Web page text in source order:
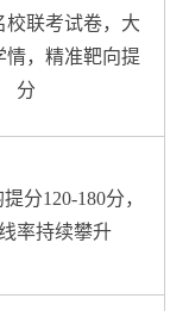
校联考试卷，大
情，精准靶向提
分
分120-180分，
率持续攀升